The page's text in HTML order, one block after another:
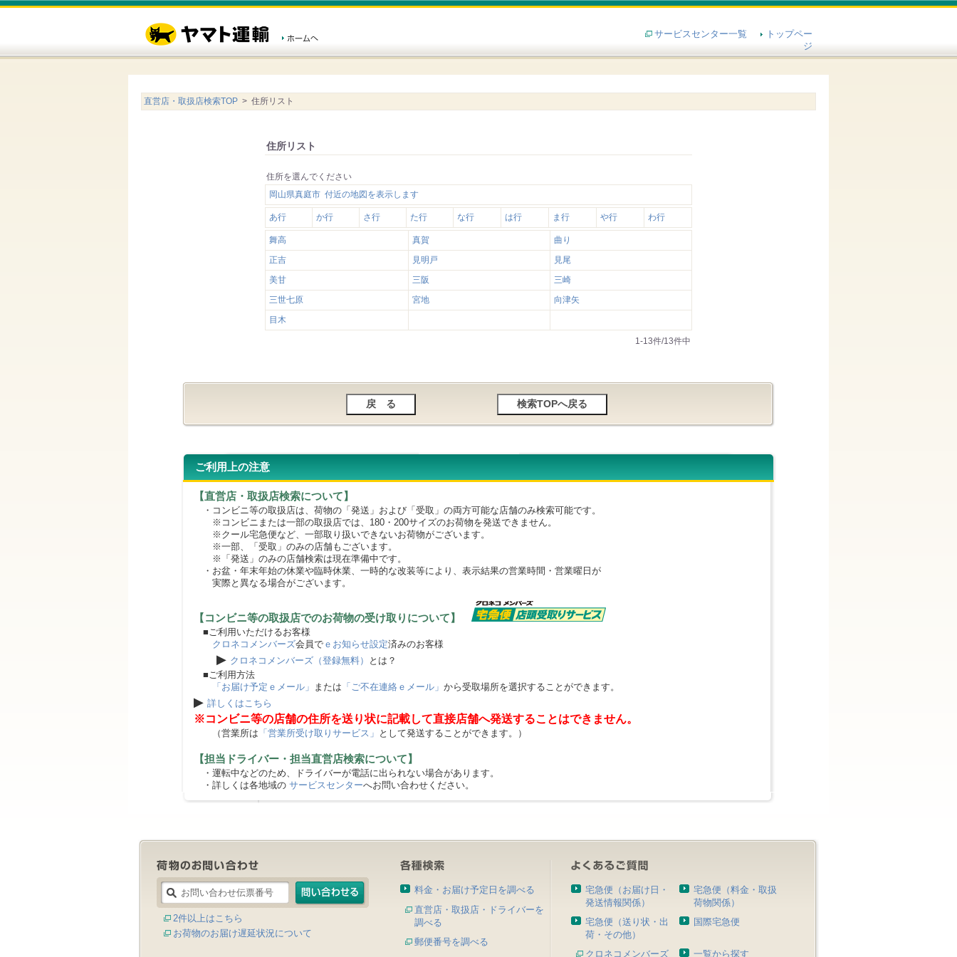
サービスセンター一覧
トップペー
ジ
直営店・取扱店検索TOP > 住所リスト
住所リスト
住所を選んでください
岡山県真庭市 付近の地図を表示します
あ行 か行 さ行 た行 な行 は行 ま行 や行 わ行
舞高 真賀
曲り
正吉
見明戸
見尾
美甘
三阪
三崎
三世七原
宮地
向津矢
目木
1-13件/13件中
ご利用上の注意
【直営店・取扱店検索について】
・コンビニ等の取扱店は、荷物の「発送」および「受取」の両方可能な店舗のみ検索可能です。
※コンビニまたは一部の取扱店では、180・200サイズのお荷物を発送できません。
※クール宅急便など、一部取り扱いできないお荷物がございます。
※一部、「受取」のみの店舗もございます。
※「発送」のみの店舗検索は現在準備中です。
・お盆・年末年始の休業や臨時休業、一時的な改装等により、表示結果の営業時間・営業曜日が
実際と異なる場合がございます。
【コンビニ等の取扱店でのお荷物の受け取りについて】
■ご利用いただけるお客様
クロネコメンバーズ会員で ｅお知らせ設定済みのお客様
▶ クロネコメンバーズ（登録無料）
とは？
■ご利用方法
「お届け予定ｅメール」 または 「ご不在連絡ｅメール」 から受取場所を選択することができます。
▶ 詳しくはこちら
※コンビニ等の店舗の住所を送り状に記載して直接店舗へ発送することはできません。
（営業所は 「営業所受け取りサービス」 として発送することができます。）
【担当ドライバー・担当直営店検索について】
・運転中などのため、ドライバーが電話に出られない場合があります。
・詳しくは各地域の サービスセンターへお問い合わせください。
2件以上はこちら
お荷物のお届け遅延状況について
料金・お届け予定日を調べる
直営店・取扱店・ドライバーを
調べる
郵便番号を調べる
宅急便（お届け日・
発送情報関係）
宅急便（料金・取扱
荷物関係）
宅急便（送り状・出
荷・その他）
国際宅急便
クロネコメンバーズ 一覧から探す